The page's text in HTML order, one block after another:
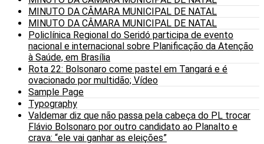
MINUTO DA CÂMARA MUNICIPAL DE NATAL
MINUTO DA CÂMARA MUNICIPAL DE NATAL
Policlínica Regional do Seridó participa de evento
nacional e internacional sobre Planificação da Atenção
à Saúde, em Brasília
Rota 22: Bolsonaro come pastel em Tangará e é
ovacionado por multidão; Vídeo
Sample Page
Typography
Valdemar diz que não passa pela cabeça do PL trocar
Flávio Bolsonaro por outro candidato ao Planalto e
crava: “ele vai ganhar as eleições”